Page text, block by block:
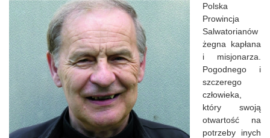
Polska
Prowincja
Salwatorianów
żegna kapłana
i misjonarza.
Pogodnego i
szczerego
człowieka,
który swoją
otwartość na
potrzeby inych